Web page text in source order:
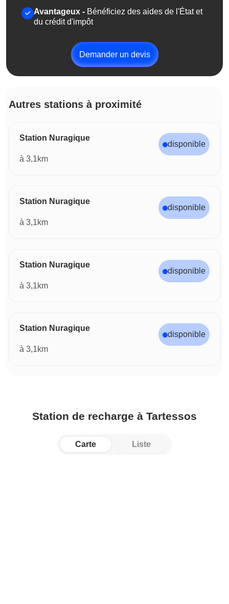
Avantageux - Bénéficiez des aides de l'État et
du crédit d'impôt
Demander un devis
Autres stations à proximité
Station Nuragique
à 3,1km
disponible
Station Nuragique
à 3,1km
disponible
Station Nuragique
à 3,1km
disponible
Station Nuragique
à 3,1km
disponible
Station de recharge à Tartessos
Carte Liste